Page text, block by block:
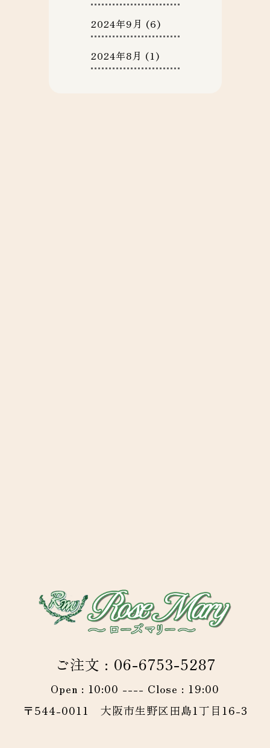
2024年9月 (6)
2024年8月 (1)
ご注文 : 06-6753-5287
Open : 10:00 ---- Close : 19:00
〒544-0011 大阪市生野区田島1丁目16-3